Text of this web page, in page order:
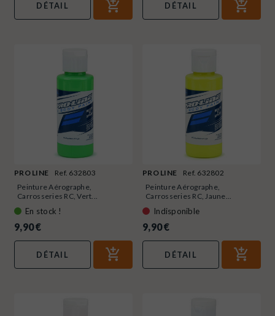
DÉTAIL DÉTAIL
PRO LINE
Ref. 632803
Peinture Aérographe,
Carrosseries RC, Vert...
En stock !
9,90 €
DÉTAIL
PRO LINE
Ref. 632802
Peinture Aérographe,
Carrosseries RC, Jaune...
Indisponible
9,90 €
DÉTAIL